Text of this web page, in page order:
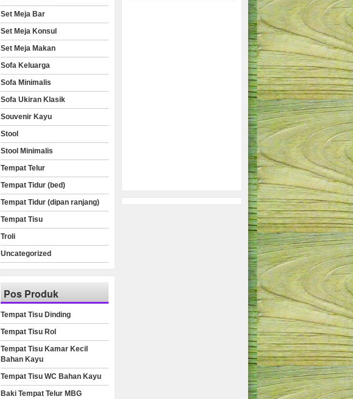
Set Meja Bar
Set Meja Konsul
Set Meja Makan
Sofa Keluarga
Sofa Minimalis
Sofa Ukiran Klasik
Souvenir Kayu
Stool
Stool Minimalis
Tempat Telur
Tempat Tidur (bed)
Tempat Tidur (dipan ranjang)
Tempat Tisu
Troli
Uncategorized
Pos Produk
Tempat Tisu Dinding
Tempat Tisu Rol
Tempat Tisu Kamar Kecil
Bahan Kayu
Tempat Tisu WC Bahan Kayu
Baki Tempat Telur MBG